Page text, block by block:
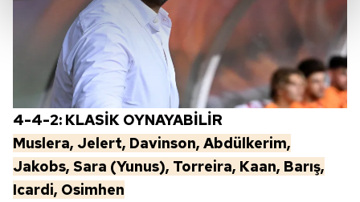
kalemimiz olduğunu sizlere hatırlatmak isteriz.
Her halükârda, kullanıcılar, bu çerezlere izin vermedikleri
takdirde, kullanıcılara hedefli reklamlar
gösterilmeyecektir."
Sizlere daha iyi bir hizmet sunabilmek için İnternet
Sitemizde kendimize ve üçüncü kişilere ait çerezler
kullanılmaktadır. Bu çerezler vasıtasıyla çeşitli kişisel
verileriniz işlenmekte olup gerekli olan çerezler bilgi
toplumu hizmetlerinin sunulması amacıyla
4-4-2: KLASİK OYNAYABİLİR
Muslera, Jelert, Davinson, Abdülkerim,
Jakobs, Sara (Yunus), Torreira, Kaan, Barış,
Icardi, Osimhen